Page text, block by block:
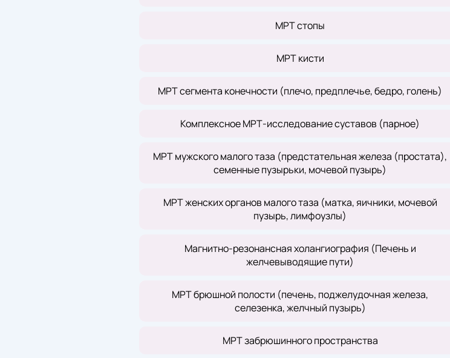
МРТ стопы
МРТ кисти
МРТ сегмента конечности (плечо, предплечье, бедро, голень)
Комплексное МРТ-исследование суставов (парное)
МРТ мужского малого таза (предстательная железа (простата),
семенные пузырьки, мочевой пузырь)
МРТ женских органов малого таза (матка, яичники, мочевой
пузырь, лимфоузлы)
Магнитно-резонансная холангиография (Печень и
желчевыводящие пути)
МРТ брюшной полости (печень, поджелудочная железа,
селезенка, желчный пузырь)
МРТ забрюшинного пространства